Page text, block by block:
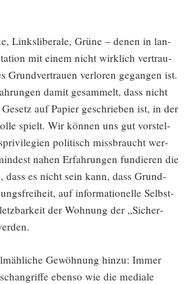
Links­li­be­ra­le, Grü­ne – denen in lan­
mit einem nicht wirk­lich ver­trau­
Grund­ver­trau­en ver­lo­ren gegan­gen ist.
damit gesam­melt, dass nicht
auf Papier geschrie­ben ist, in der
spielt. Wir kön­nen uns gut vor­stel­
poli­tisch miss­braucht wer­
nahen Erfah­run­gen fun­die­ren die
dass es nicht sein kann, dass Grund­
auf infor­ma­tio­nel­le Selbst­
der Woh­nung der „Sicher­
Gewöh­nung hin­zu: Immer
eben­so wie die media­le